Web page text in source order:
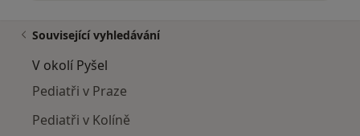
Související vyhledávání
V okolí Pyšel
Pediatři v Praze
Pediatři v Kolíně